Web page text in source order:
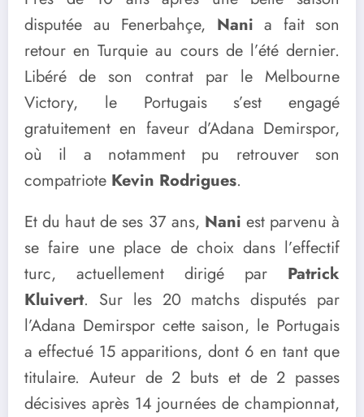
disputée au Fenerbahçe, Nani a fait son
retour en Turquie au cours de l’été dernier.
Libéré de son contrat par le Melbourne
Victory, le Portugais s’est engagé
gratuitement en faveur d’Adana Demirspor,
où il a notamment pu retrouver son
compatriote Kevin Rodrigues.
Et du haut de ses 37 ans, Nani est parvenu à
se faire une place de choix dans l’effectif
turc, actuellement dirigé par Patrick
Kluivert. Sur les 20 matchs disputés par
l’Adana Demirspor cette saison, le Portugais
a effectué 15 apparitions, dont 6 en tant que
titulaire. Auteur de 2 buts et de 2 passes
décisives après 14 journées de championnat,